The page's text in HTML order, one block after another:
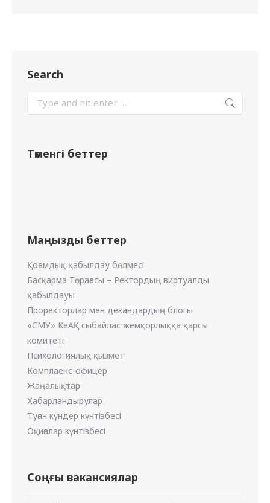
Search
Төменгі беттер
Маңызды беттер
Қоғамдық қабылдау бөлмесі
Басқарма Төрағасы – Ректордың виртуалды
қабылдауы
Проректорлар мен декандардың блогы
«СМУ» КеАҚ сыбайлас жемқорлыққа қарсы
комитеті
Психологиялық қызмет
Комплаенс-офицер
Жаңалықтар
Хабарландырулар
Туған күндер күнтізбесі
Оқиғалар күнтізбесі
Соңғы вакансиялар